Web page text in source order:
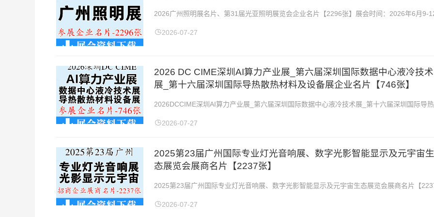
2026广州照明展名片、第31届光亚照明展览会企业名片【2296张】展会时间：2026年6月9-
日展会地点：广州中国进出口商品交易会展馆2026广州照明展名...
2026-07-27
2026 DC CIME深圳AI算力产业展_第六届深圳国际数据中心液冷技术
展_第十六届深圳国际导热散热材料及设备展企业名片【746张】
2026DCCIME深圳AI算力产业展_第六届深圳国际数据中心液冷技术展_第十六届深圳国际导热
散热材料及设备展企业名片【746张】展会时间：2026年6月1...
2026-07-27
2025第23届广州国际专业灯光音响展、数字光影智能显示及元宇宙生
态展览会展商名片【2237张】
2025第23届广州国际专业灯光音响展、数字光影智能显示及元宇宙生态展览会展商名片【
张】展会时间：2025年5月27—30日 ...
2026-07-27